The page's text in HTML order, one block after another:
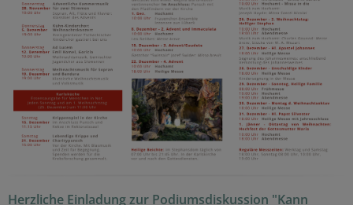
Herzliche Einladung zur Podiumsdiskussion "Kann